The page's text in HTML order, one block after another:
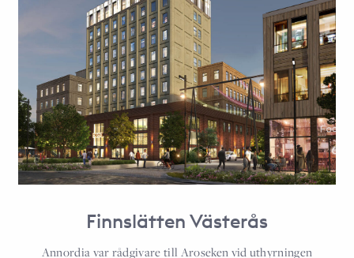
Finnslätten Västerås
Annordia var rådgivare till Aroseken vid uthyrningen